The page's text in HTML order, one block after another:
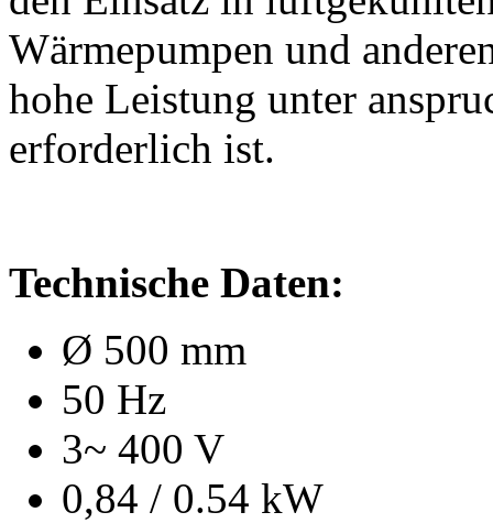
Wärmepumpen und
hohe Leistung unter
erforderlich ist.
Technische Daten:
Ø 500 mm
50 Hz
3~ 400 V
0,84 / 0.54 kW